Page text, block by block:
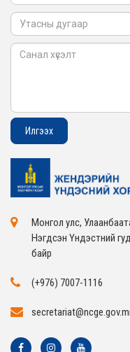
Монгол улс,
Нэгдсэн Үндэстний
байр
(+976) 7007-1116